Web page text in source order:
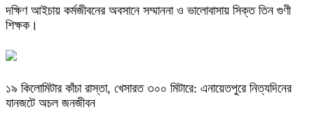
দক্ষিণ আইচায় কর্মজীবনের অবসানে সম্মাননা ও ভালোবাসায় সিক্ত তিন গুণী
শিক্ষক।
​১৯ কিলোমিটার কাঁচা রাস্তা, খেসারত ৩০০ মিটারে: এনায়েতপুরে নিত্যদিনের
যানজটে অচল জনজীবন